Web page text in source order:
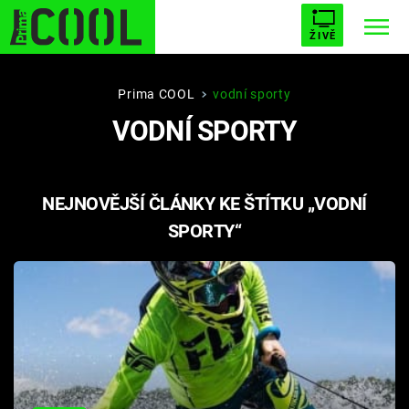
ŽIVĚ
STARHOUSE BUFFY, PŘEMOŽITELKA UPÍRŮ
PLNEJ KOTEL AVENGERS 5
Seriály
Hry
Prima COOL vodní sporty
VODNÍ SPORTY
NEJNOVĚJŠÍ ČLÁNKY KE ŠTÍTKU „VODNÍ
SPORTY“